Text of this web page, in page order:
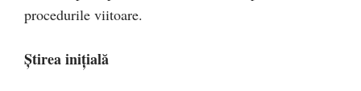
procedurile viitoare.
Știrea inițială